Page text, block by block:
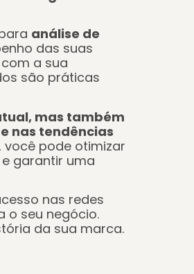
análise de
das suas
a sua
são práticas
mas também
nas tendências
você pode otimizar
garantir uma
nas redes
o seu negócio.
da sua marca.